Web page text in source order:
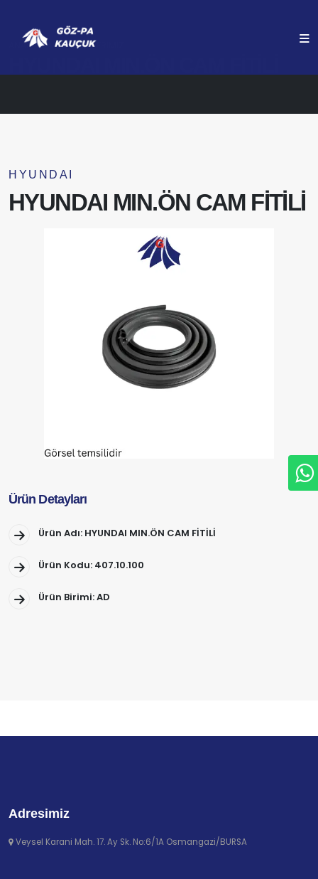
ANASAYFA ÜRÜNLERIMIZ
HYUNDAI
HYUNDAI MIN.ÖN CAM FİTİLİ
Ürün Detayları
Ürün Adı: HYUNDAI MIN.ÖN CAM FİTİLİ
Ürün Kodu: 407.10.100
Ürün Birimi: AD
Adresimiz
Veysel Karani Mah. 17. Ay Sk. No:6/1A Osmangazi/BURSA